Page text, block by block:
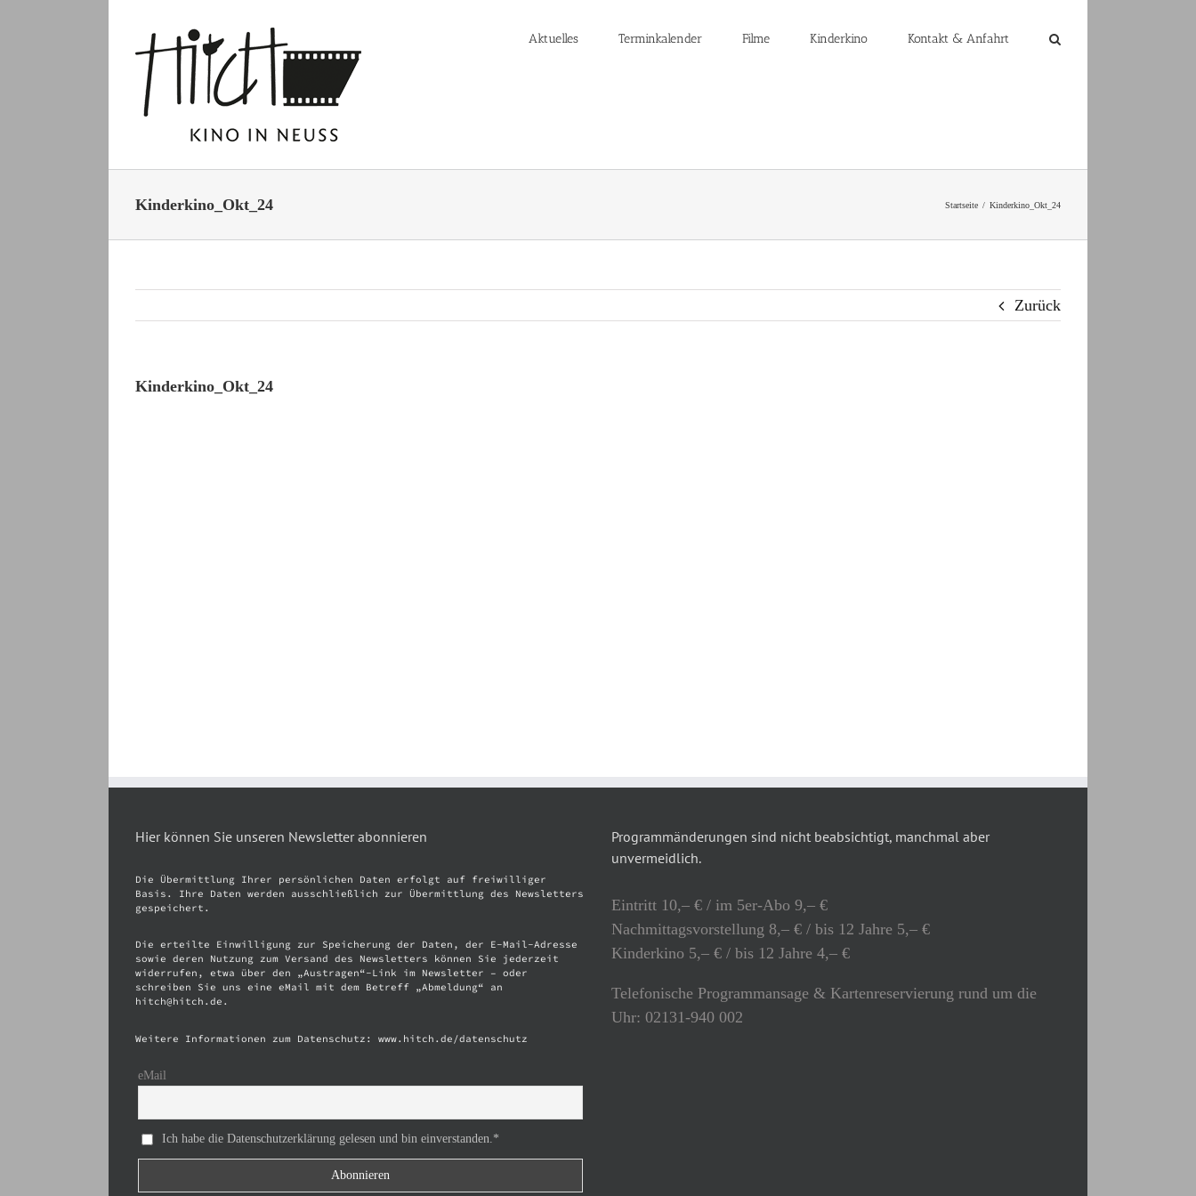
Aktuelles Terminkalender Filme Kinderkino Kontakt & Anfahrt
Kinderkino_Okt_24 Startseite Kinderkino_Okt_24
Zurück
Kinderkino_Okt_24
Hier können Sie unseren Newsletter abonnieren
Die Übermittlung Ihrer persönlichen Daten erfolgt auf freiwilliger
Basis. Ihre Daten werden ausschließlich zur Übermittlung des Newsletters
gespeichert.
Die erteilte Einwilligung zur Speicherung der Daten, der E-Mail-Adresse
sowie deren Nutzung zum Versand des Newsletters können Sie jederzeit
widerrufen, etwa über den „Austragen“-Link im Newsletter – oder
schreiben Sie uns eine eMail mit dem Betreff „Abmeldung“ an
hitch@hitch.de.
Weitere Informationen zum Datenschutz: www.hitch.de/datenschutz
eMail
Ich habe die Datenschutzerklärung gelesen und bin einverstanden.*
Programmänderungen sind nicht beabsichtigt, manchmal aber
unvermeidlich.
Eintritt 10,– € / im 5er-Abo 9,– €
Nachmittagsvorstellung 8,– € / bis 12 Jahre 5,– €
Kinderkino 5,– € / bis 12 Jahre 4,– €
Telefonische Programmansage & Kartenreservierung rund um die
Uhr: 02131-940 002